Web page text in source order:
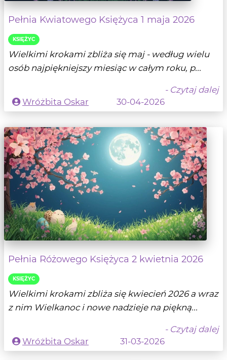
Pełnia Kwiatowego Księżyca 1 maja 2026
KSIĘŻYC
Wielkimi krokami zbliża się maj - według wielu
osób najpiękniejszy miesiąc w całym roku, p...
- Czytaj dalej
Wróżbita Oskar
30-04-2026
Pełnia Różowego Księżyca 2 kwietnia 2026
KSIĘŻYC
Wielkimi krokami zbliża się kwiecień 2026 a wraz
z nim Wielkanoc i nowe nadzieje na piękną...
- Czytaj dalej
Wróżbita Oskar
31-03-2026